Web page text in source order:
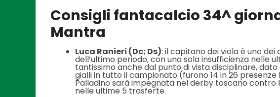
Consigli fantacalcio 34^
Mantra
Luca Ranieri (Dc; Ds): il capitano dei viola è uno
dell’ultimo periodo, con una sola insufficienza nelle
tantissimo anche dal punto di vista disciplinare,
gialli in tutto il campionato (furono 14 in 26 presenze
Palladino sarà impegnata nel derby toscano contro
nelle ultime 5 trasferte.